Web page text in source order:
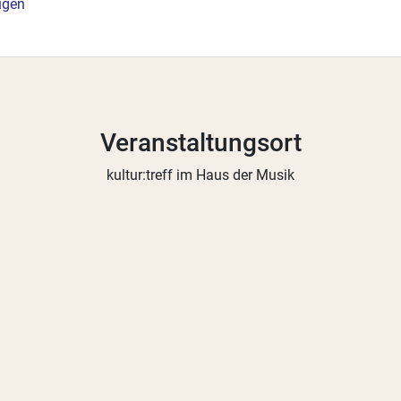
Veranstaltungsort
kultur:treff im Haus der Musik